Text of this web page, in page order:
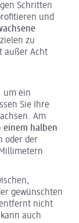
Schritten
und
zu
außer Acht
um ein
Sie Ihre
Am
einem halben
oder der
gewünschten
nicht
auch